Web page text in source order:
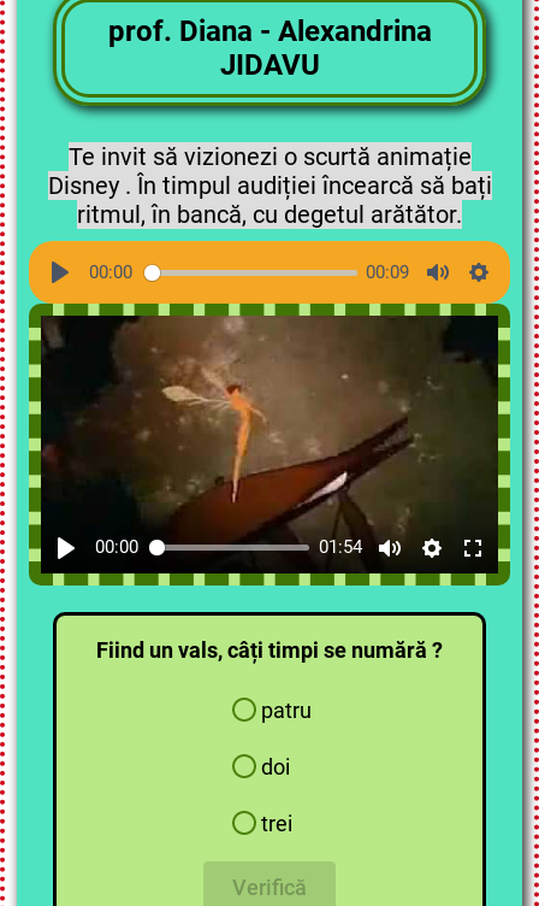
prof. Diana - Alexandrina
JIDAVU
Te invit să vizionezi o scurtă animație
Disney . În timpul audiției încearcă să bați
ritmul, în bancă, cu degetul arătător.
00:00 00:09
00:00 01:54
Fiind un vals, câți timpi se numără ?
patru
doi
trei
Verifică